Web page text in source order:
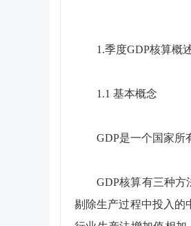
1.季度GDP核算概
1.1 基本概念
GDP是一个国家所有
GDP核算有三种方法
剔除生产过程中投入的